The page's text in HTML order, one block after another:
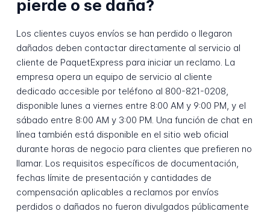
pierde o se daña?
Los clientes cuyos envíos se han perdido o llegaron
dañados deben contactar directamente al servicio al
cliente de PaquetExpress para iniciar un reclamo. La
empresa opera un equipo de servicio al cliente
dedicado accesible por teléfono al 800-821-0208,
disponible lunes a viernes entre 8:00 AM y 9:00 PM, y el
sábado entre 8:00 AM y 3:00 PM. Una función de chat en
línea también está disponible en el sitio web oficial
durante horas de negocio para clientes que prefieren no
llamar. Los requisitos específicos de documentación,
fechas límite de presentación y cantidades de
compensación aplicables a reclamos por envíos
perdidos o dañados no fueron divulgados públicamente